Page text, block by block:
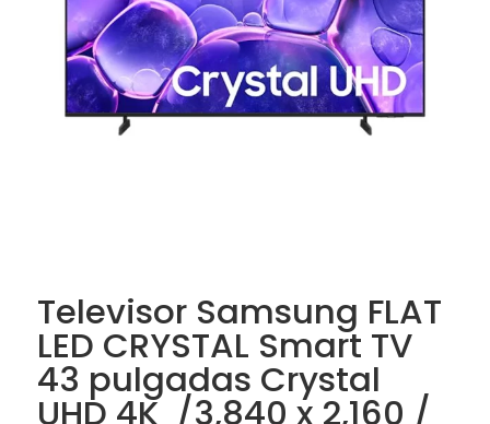
Televisor Samsung FLAT
LED CRYSTAL Smart TV
43 pulgadas Crystal
UHD 4K /3,840 x 2,160 /